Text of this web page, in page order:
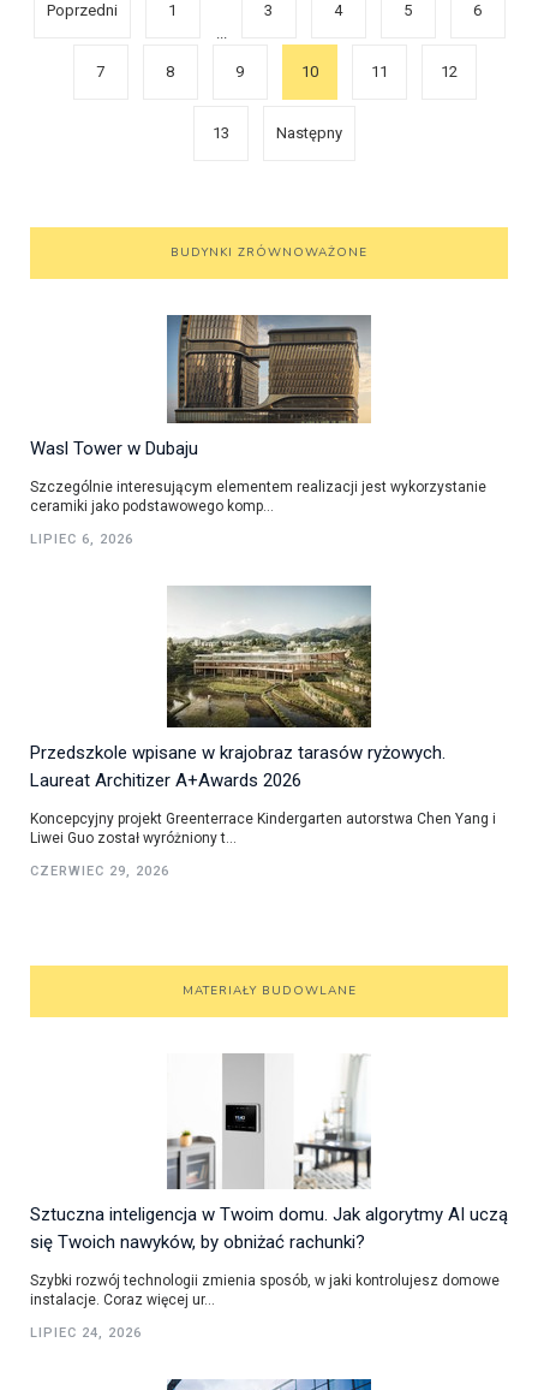
Poprzedni
1
...
3 4 5 6
7 8 9 10 11 12
13 Następny
BUDYNKI ZRÓWNOWAŻONE
Wasl Tower w Dubaju
Szczególnie interesującym elementem realizacji jest wykorzystanie
ceramiki jako podstawowego komp...
LIPIEC 6, 2026
Przedszkole wpisane w krajobraz tarasów ryżowych.
Laureat Architizer A+Awards 2026
Koncepcyjny projekt Greenterrace Kindergarten autorstwa Chen Yang i
Liwei Guo został wyróżniony t...
CZERWIEC 29, 2026
MATERIAŁY BUDOWLANE
Sztuczna inteligencja w Twoim domu. Jak algorytmy AI uczą
się Twoich nawyków, by obniżać rachunki?
Szybki rozwój technologii zmienia sposób, w jaki kontrolujesz domowe
instalacje. Coraz więcej ur...
LIPIEC 24, 2026